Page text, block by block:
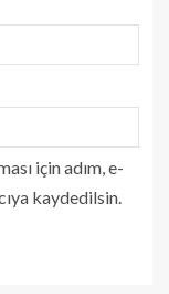
için adım, e-
kaydedilsin.